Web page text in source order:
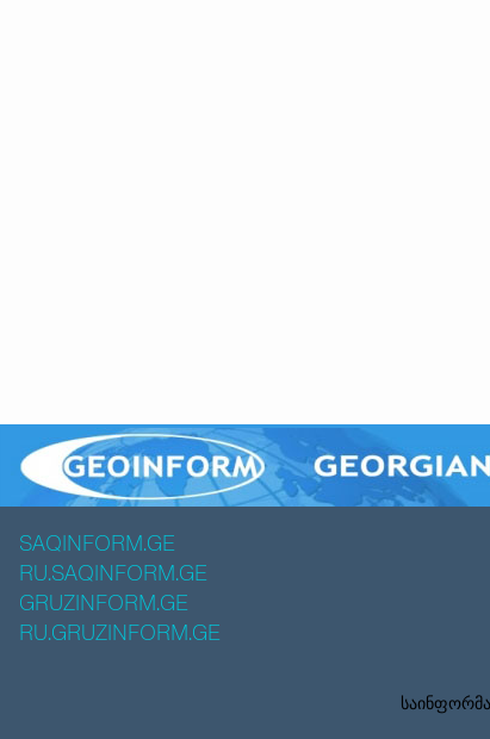
SAQINFORM.GE
RU.SAQINFORM.GE
GRUZINFORM.GE
RU.GRUZINFORM.GE